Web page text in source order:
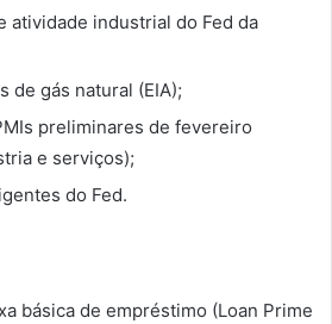
atividade industrial do Fed da
de gás natural (EIA);
preliminares de fevereiro
e serviços);
do Fed.
básica de empréstimo (Loan Prime